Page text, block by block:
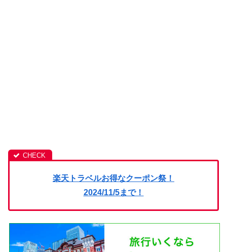
楽天トラベルお得なクーポン祭！
2024/11/5まで！